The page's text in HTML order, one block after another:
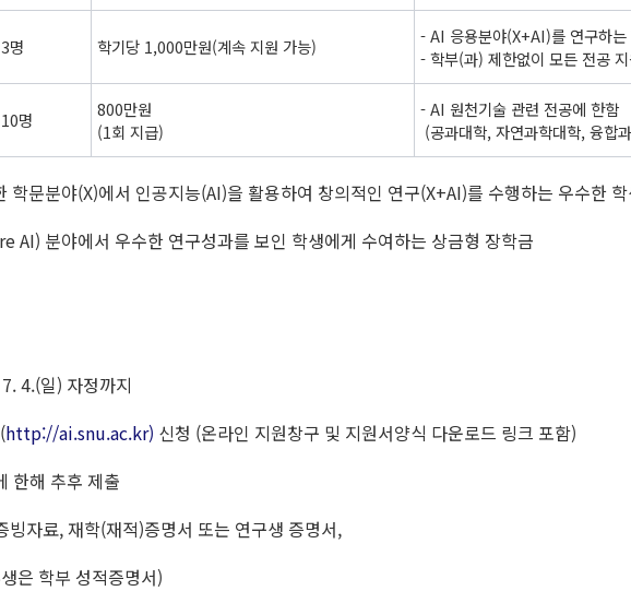
3명 학기당 1,000만원(계속 지원 가능)
- AI 응용분야(X+AI)를 연구하
- 학부(과) 제한없이 모든 전공
10명
800만원
(1회 지급)
- AI 원천기술 관련 전공에 한함
(공과대학, 자연과학대학, 융합
문분야(X)에서 인공지능(AI)을 활용하여 창의적인 연구(X+AI)를 수행하는 우수한
AI) 분야에서 우수한 연구성과를 보인 학생에게 수여하는 상금형 장학금
4.(일) 자정까지
http://ai.snu.ac.kr) 신청 (온라인 지원창구 및 지원서양식 다운로드 링크 포함)
해 추후 제출
자료, 재학(재적)증명서 또는 연구생 증명서,
학부 성적증명서)